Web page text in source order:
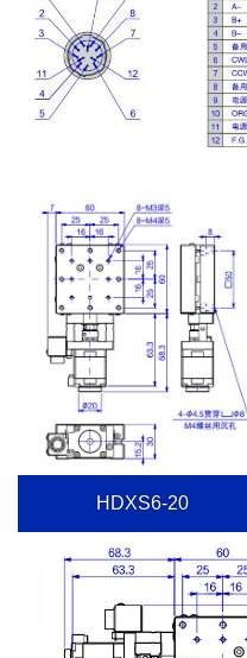
HDXS6-20